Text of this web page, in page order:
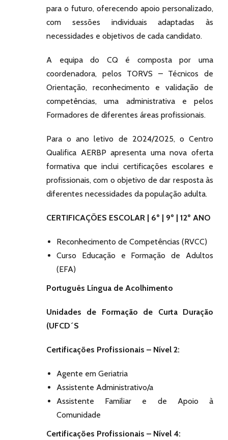
para o futuro, oferecendo apoio personalizado,
com sessões individuais adaptadas às
necessidades e objetivos de cada candidato.
A equipa do CQ é composta por uma
coordenadora, pelos TORVS – Técnicos de
Orientação, reconhecimento e validação de
competências, uma administrativa e pelos
Formadores de diferentes áreas profissionais.
Para o ano letivo de 2024/2025, o Centro
Qualifica AERBP apresenta uma nova oferta
formativa que inclui certificações escolares e
profissionais, com o objetivo de dar resposta às
diferentes necessidades da população adulta.
CERTIFICAÇÕES ESCOLAR | 6º | 9º | 12º ANO
Reconhecimento de Competências (RVCC)
Curso Educação e Formação de Adultos
(EFA)
Português Língua de Acolhimento
Unidades de Formação de Curta Duração
(UFCD´S
Certificações Profissionais – Nível 2:
Agente em Geriatria
Assistente Administrativo/a
Assistente Familiar e de Apoio à
Comunidade
Certificações Profissionais – Nível 4: